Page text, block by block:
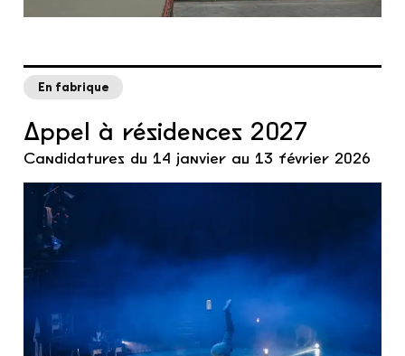
En fabrique
Appel à résidences 2027
Candidatures du 14 janvier au 13 février 2026